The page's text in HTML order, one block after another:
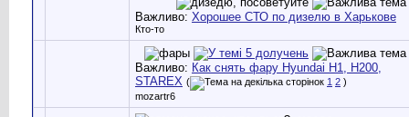
Важливо: Хорошее СТО по дизелю в Харькове
Кто-то
Важливо: Как снять фару Hyundai H1, H200,
STAREX ( 1 2 )
mozartr6